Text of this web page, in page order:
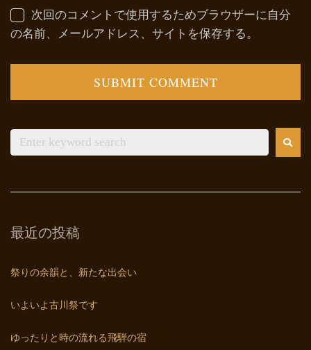
次回のコメントで使用するためブラウザーに自分
の名前、メールアドレス、サイトを保存する。
最近の投稿
祭りの余韻と、新たな出会い
いよいよ古川祭です
ゆったりと時の流れる飛騨の宿